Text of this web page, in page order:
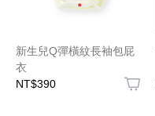
新生兒Q彈橫紋長袖包屁
衣
NT$390